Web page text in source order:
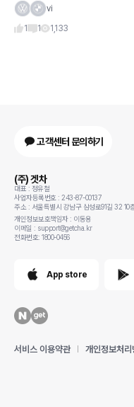
조합비 횡령 사실이 적발된 전임 전
vi
1
1 1,133
고객센터 문의하기
(주) 겟차
대표 : 정유철
사업자등록번호 : 243-87-00137
주소 : 서울특별시 강남구 삼성로91길 32 10
개인정보보호책임자 : 이동용
이메일 : support@getcha.kr
전화번호: 1800-0456
App store
서비스 이용약관 개인정보처리